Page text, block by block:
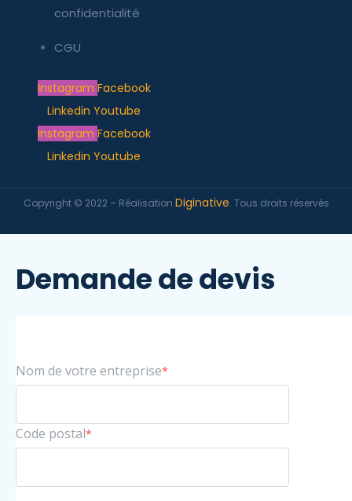
confidentialité
CGU
Instagram Facebook
Linkedin Youtube
Instagram Facebook
Linkedin Youtube
Copyright © 2022 – Réalisation Diginative. Tous droits réservés
Demande de devis
Nom de votre entreprise*
Code postal*